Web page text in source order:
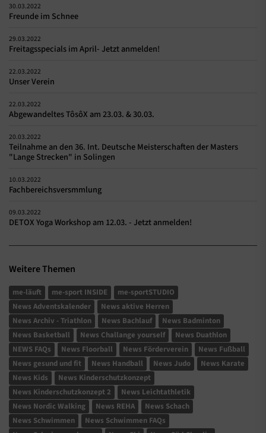
30.03.2022
Freunde im Schnee
29.03.2022
Freitagsspecials im April- Jetzt anmelden!
22.03.2022
Unser Verein
22.03.2022
Abgewandeltes TôsôX am 23.03. & 30.03.
20.03.2022
Teilnahme an den 36. Int. Deutsche Meisterschaften der Masters
"Lange Strecken" in Solingen
10.03.2022
Fachbereichsversmmlung
09.03.2022
DETOX Yoga Workshop am 12.03. - Jetzt anmelden!
Weitere Themen
me-läuft me-sport INSIDE
me-sportSTUDIO
News Adventskalender
News aktive Herren
News Archiv - Triathlon
News Bachlauf
News Badminton
News Basketball
News Challange yourself
News Duathlon
NEWS FAQs
News Floorball News Förderverein
News Fußball
News gesund und fit
News Handball News Judo
News Karate
News Kids
News Kinderschutzkonzept
News Kinderschutzkonzept 2
News Leichtathletik
News Nordic Walking
News REHA
News Schach
News Schwimmen
News Schwimmen FAQs